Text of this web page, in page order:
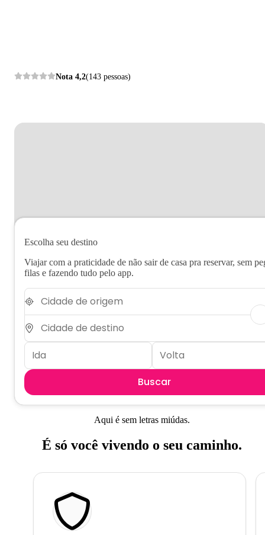
Nota 4,2(143 pessoas)
Escolha seu destino
Viajar com a praticidade de não sair de casa pra reservar, sem
filas e fazendo tudo pelo app.
Buscar
Aqui é sem letras miúdas.
É só você vivendo o seu caminho.